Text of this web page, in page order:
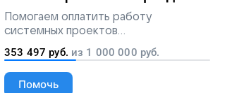
всей России
Помогаем оплатить работу
системных проектов
благотворительных организаций
353 497 руб. из 1 000 000 руб.
Помочь